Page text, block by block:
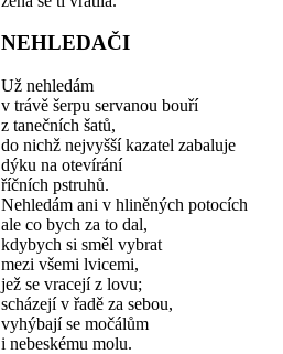
NEHLEDAČI
Už nehledám
v trávě šerpu servanou bouří
z tanečních šatů,
do nichž nejvyšší kazatel zabaluje
dýku na otevírání
říčních pstruhů.
Nehledám ani v hliněných potocích
ale co bych za to dal,
kdybych si směl vybrat
mezi všemi lvicemi,
jež se vracejí z lovu;
scházejí v řadě za sebou,
vyhýbají se močálům
i nebeskému molu.